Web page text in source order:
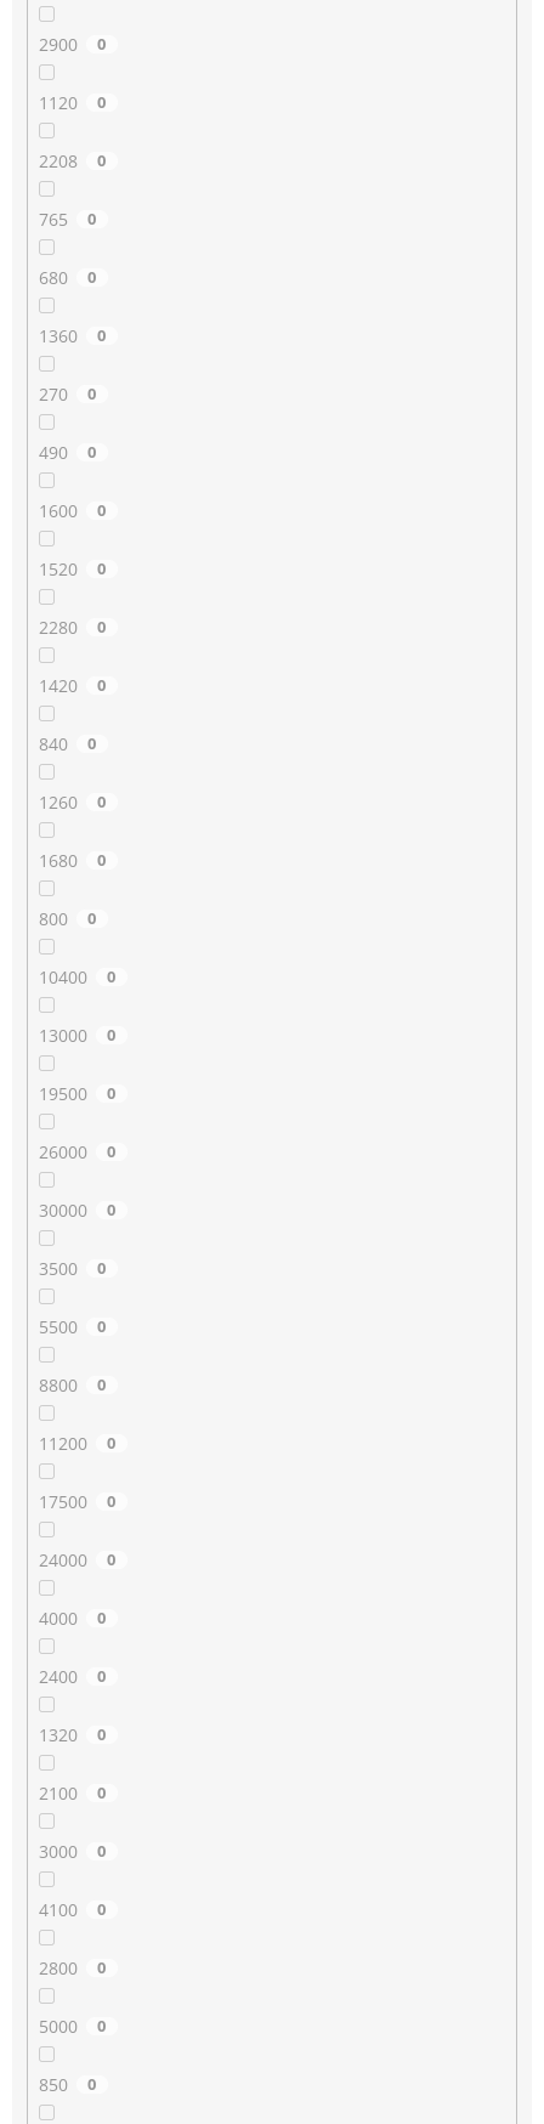
2900 0
1120 0
2208 0
765 0
680 0
1360 0
270 0
490 0
1600 0
1520 0
2280 0
1420 0
840 0
1260 0
1680 0
800 0
10400 0
13000 0
19500 0
26000 0
30000 0
3500 0
5500 0
8800 0
11200 0
17500 0
24000 0
4000 0
2400 0
1320 0
2100 0
3000 0
4100 0
2800 0
5000 0
850 0